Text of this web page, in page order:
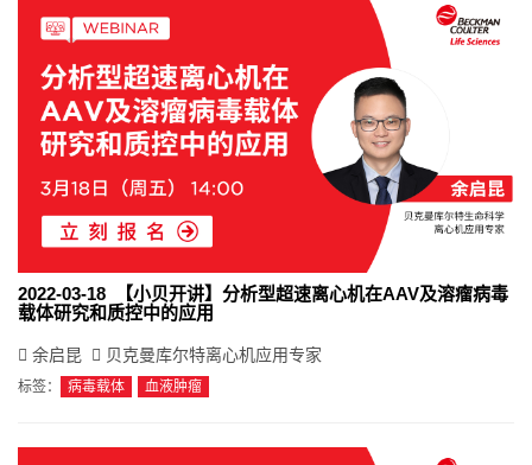
2022-03-18 【小贝开讲】分析型超速离心机在AAV及溶瘤病毒
载体研究和质控中的应用
余启昆 贝克曼库尔特离心机应用专家
标签： 病毒载体 血液肿瘤